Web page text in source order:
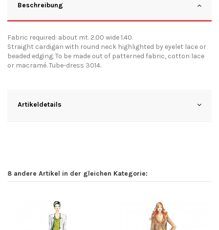
Beschreibung
Fabric required: about mt. 2.00 wide 1.40.
Straight cardigan with round neck highlighted by eyelet lace or
beaded edging. To be made out of patterned fabric, cotton lace
or macramé. Tube-dress 3014.
Artikeldetails
8 andere Artikel in der gleichen Kategorie: